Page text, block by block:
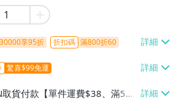
享95折 折扣碼 滿800折60
驚喜$99免運
取貨付款【單件運費$38、滿5件
免運費】、7-ELEVEN取貨